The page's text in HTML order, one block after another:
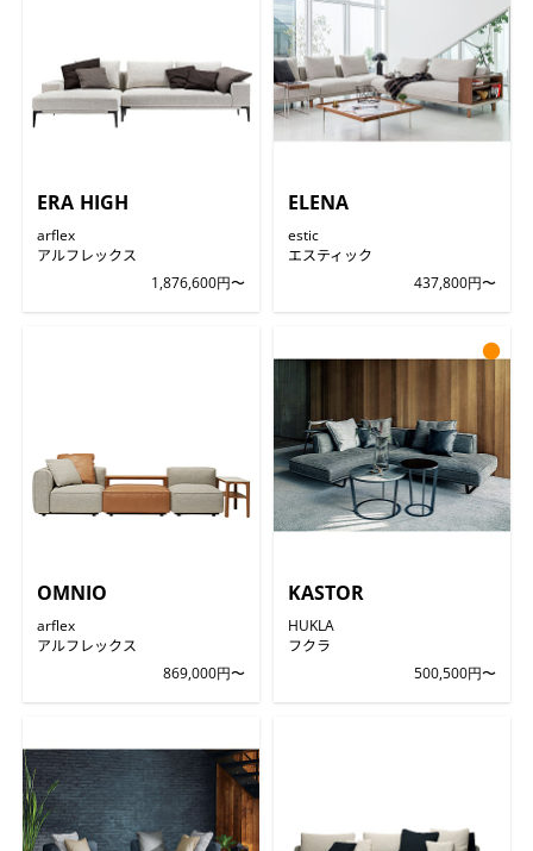
ERA HIGH
arflex
アルフレックス
1,876,600円〜
ELENA
estic
エスティック
437,800円〜
OMNIO
arflex
アルフレックス
869,000円〜
KASTOR
HUKLA
フクラ
500,500円〜
●